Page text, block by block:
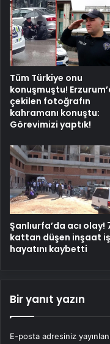
Tüm Türkiye onu
konuşmuştu!
çekilen fotoğrafın
kahramanı konuştu:
Görevimizi yaptık!
Şanlıurfa’da acı olay!
kattan düşen inşaat
hayatını kaybetti
Bir yanıt yazın
E-posta adresiniz